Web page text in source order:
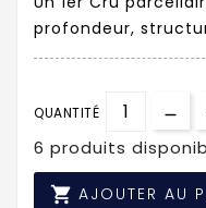
profondeur,
QUANTITÉ
6 produits
 AJOUTER AU